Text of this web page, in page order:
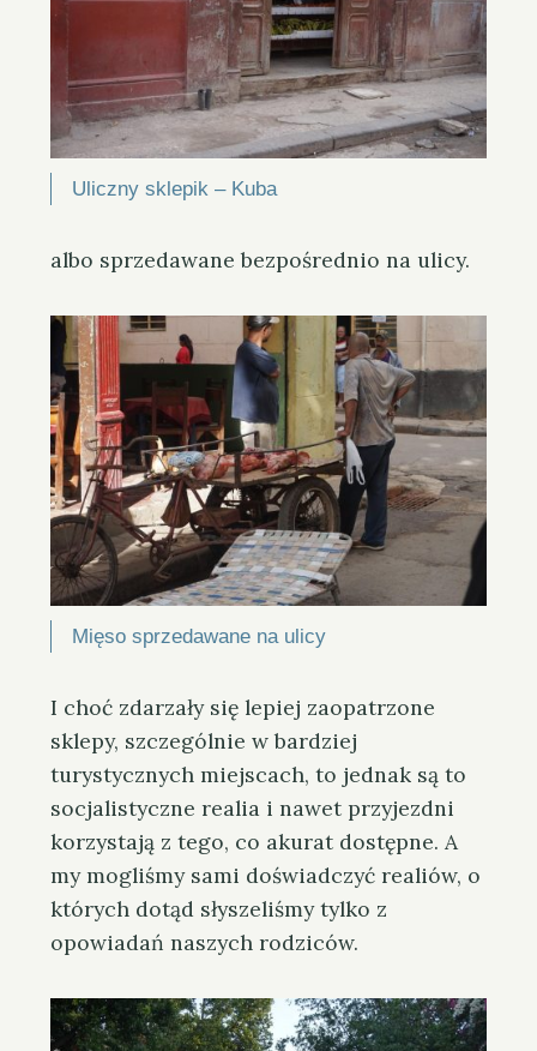
Uliczny sklepik – Kuba
albo sprzedawane bezpośrednio na ulicy.
Mięso sprzedawane na ulicy
I choć zdarzały się lepiej zaopatrzone
sklepy, szczególnie w bardziej
turystycznych miejscach, to jednak są to
socjalistyczne realia i nawet przyjezdni
korzystają z tego, co akurat dostępne. A
my mogliśmy sami doświadczyć realiów, o
których dotąd słyszeliśmy tylko z
opowiadań naszych rodziców.